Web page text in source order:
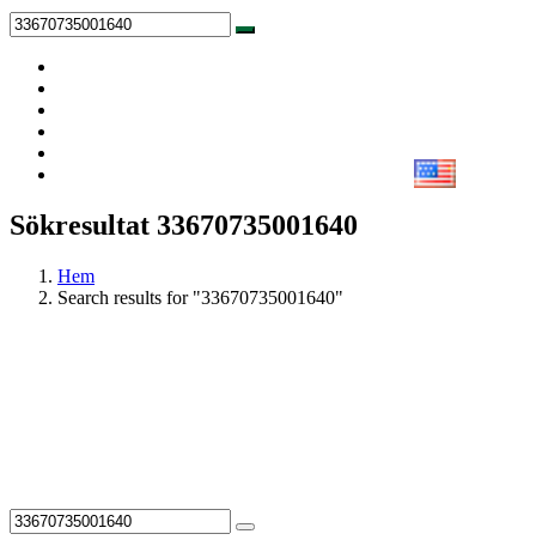
Sökresultat 33670735001640
Hem
Search results for "33670735001640"